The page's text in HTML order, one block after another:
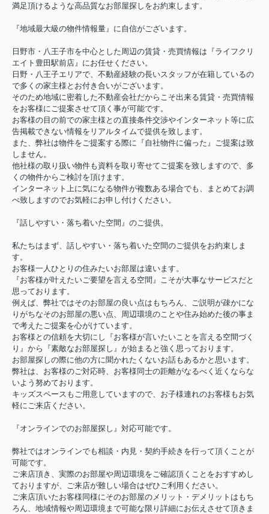
満足頂けるような高品質なお部屋探しをお約束します。
『地域最大級の物件情報量』に自信がございます。
日野市・八王子市を中心とした周辺の賃貸・売買情報は『ライフクリ
エイト豊田駅前店』にお任せください。
日野・八王子エリアで、不動産経験の長いスタッフが在籍しているの
で多くの家主様とお付き合いがございます。
そのため地域に密着した不動産会社だからこそ出来る賃貸・売買情報
をお客様にご提案させて頂く事が可能です。
お客様の目の前での家主様との直接条件交渉やインターネット等に広
告掲載できない情報をリアルタイムで提供を致します。
また、弊社は物件をご提案する際に『自社物件に偏った』ご提案は致
しません。
他社様の取り扱い物件も資料を取り寄せてご提案を致しますので、多
くの物件からご検討を頂けます。
インターネット上に気になる物件が複数ある場合でも、まとめてお調
べ致しますのでお気軽にお申し付けください。
『話しやすい・落ち着いた空間』のご提供。
私たちはまず、話しやすい・落ち着いた空間のご提供をお約束しま
す。
お客様一人ひとりの住みたいお部屋は違います。
『お客様が叶えたいご要望を言える空間』こそが大事なサービスだと
思っております。
例えば、弊社ではそのお部屋の良い点はもちろん、ご説明が疎かにな
りがちなそのお部屋の悪い点、周辺環境のことや住み始めた後の事ま
で考えたご提案を心がけています。
お客様との信頼を大切にし『お客様が言いたいことを言える空間づく
り』から『素敵なお部屋探し』が始まると強く思っております。
お部屋探しの際に他の方に聞かれたくないお話もあるかと思います。
弊社は、お客様のご対応時、お客様同士の距離がなるべく近くならな
いよう努めております。
キッズスペースもご用意していますので、お子様連れのお客様もお気
軽にご来店ください。
『オンラインでのお部屋探し』対応可能です。
弊社ではオンラインでも相談・内見・契約手続きを行って頂くことが
可能です。
ご来店頂き、実際のお部屋や周辺環境をご確認頂くことをおすすめし
ておりますが、ご来店が難しい場合はぜひご利用ください。
ご来店頂いたお客様同様にそのお部屋のメリット・デメリットはもち
ろん、地域情報や周辺環境まで可能な限り詳細にお伝えさせて頂きま